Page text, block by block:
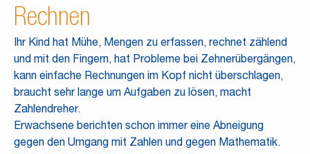
Rechnen
Ihr Kind hat Mühe, Mengen zu erfassen, rechnet zählend
und mit den Fingern, hat Probleme bei Zehnerübergängen,
kann einfache Rechnungen im Kopf nicht überschlagen,
braucht sehr lange um Aufgaben zu lösen, macht
Zahlendreher.
Erwachsene berichten schon immer eine Abneigung
gegen den Umgang mit Zahlen und gegen Mathematik.